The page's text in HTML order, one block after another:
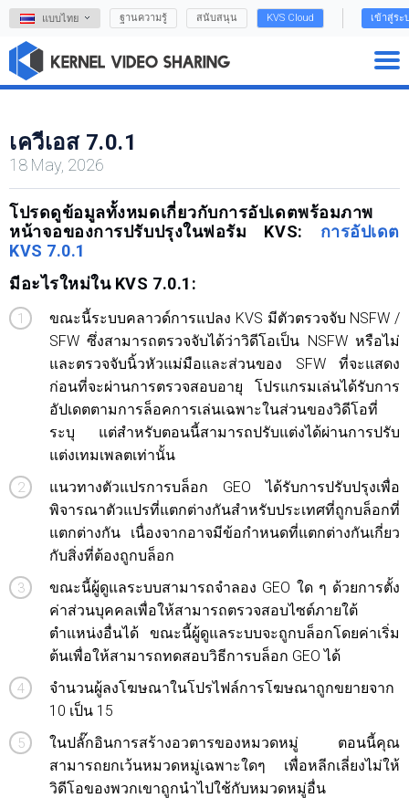
แบบไทย ฐานความรู้ สนับสนุน KVS Cloud เข้าสู่ระ
เควีเอส 7.0.1
18 May, 2026
โปรดดูข้อมูลทั้งหมดเกี่ยวกับการอัปเดตพร้อมภาพ
หน้าจอของการปรับปรุงในฟอรัม KVS: การอัปเดต
KVS 7.0.1
มีอะไรใหม่ใน KVS 7.0.1:
ขณะนี้ระบบคลาวด์การแปลง KVS มีตัวตรวจจับ NSFW /
SFW ซึ่งสามารถตรวจจับได้ว่าวิดีโอเป็น NSFW หรือไม่
และตรวจจับนิ้วหัวแม่มือและส่วนของ SFW ที่จะแสดง
ก่อนที่จะผ่านการตรวจสอบอายุ โปรแกรมเล่นได้รับการ
อัปเดตตามการล็อคการเล่นเฉพาะในส่วนของวิดีโอที่
ระบุ แต่สำหรับตอนนี้สามารถปรับแต่งได้ผ่านการปรับ
แต่งเทมเพลตเท่านั้น
แนวทางตัวแปรการบล็อก GEO ได้รับการปรับปรุงเพื่อ
พิจารณาตัวแปรที่แตกต่างกันสำหรับประเทศที่ถูกบล็อกที่
แตกต่างกัน เนื่องจากอาจมีข้อกำหนดที่แตกต่างกันเกี่ยว
กับสิ่งที่ต้องถูกบล็อก
ขณะนี้ผู้ดูแลระบบสามารถจำลอง GEO ใด ๆ ด้วยการตั้ง
ค่าส่วนบุคคลเพื่อให้สามารถตรวจสอบไซต์ภายใต้
ตำแหน่งอื่นได้ ขณะนี้ผู้ดูแลระบบจะถูกบล็อกโดยค่าเริ่ม
ต้นเพื่อให้สามารถทดสอบวิธีการบล็อก GEO ได้
จำนวนผู้ลงโฆษณาในโปรไฟล์การโฆษณาถูกขยายจาก
10 เป็น 15
ในปลั๊กอินการสร้างอวตารของหมวดหมู่ ตอนนี้คุณ
สามารถยกเว้นหมวดหมู่เฉพาะใดๆ เพื่อหลีกเลี่ยงไม่ให้
วิดีโอของพวกเขาถูกนำไปใช้กับหมวดหมู่อื่น